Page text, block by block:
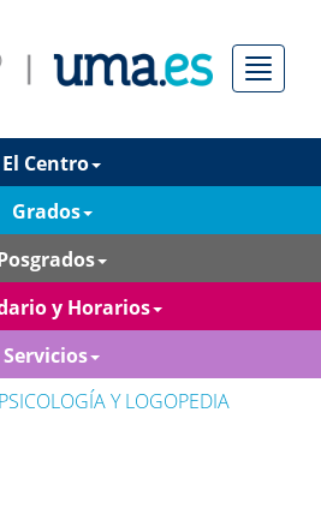
Menú
El Centro
Grados
y Horarios
Servicios
Y LOGOPEDIA